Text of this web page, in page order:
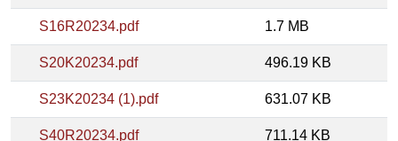
S16R20234.pdf 1.7 MB
S20K20234.pdf 496.19 KB
S23K20234 (1).pdf 631.07 KB
S40R20234.pdf 711.14 KB